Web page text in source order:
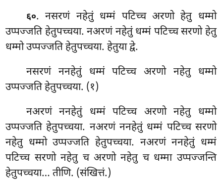
६०. नसरणं नहेतुं धम्मं पटिच्च अरणो हेतु धम्मो
उप्पज्जति हेतुपच्चया. नअरणं नहेतुं धम्मं पटिच्च सरणो हेतु
धम्मो उप्पज्जति हेतुपच्चया. हेतुया द्वे.
नसरणं ननहेतुं धम्मं पटिच्च अरणो नहेतु धम्मो
उप्पज्जति हेतुपच्चया. (१)
नअरणं ननहेतुं धम्मं पटिच्च अरणो नहेतु धम्मो
उप्पज्जति हेतुपच्चया. नअरणं ननहेतुं धम्मं पटिच्च सरणो
नहेतु धम्मो उप्पज्जति हेतुपच्चया. नअरणं ननहेतुं धम्मं
पटिच्च सरणो नहेतु च अरणो नहेतु च धम्मा उप्पज्जन्ति
हेतुपच्चया… तीणि. (संखित्तं.)